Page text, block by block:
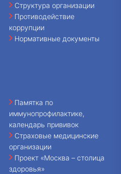
Структура организации
Противодействие
коррупции
Нормативные документы
Памятка по
иммунопрофилактике,
календарь прививок
Страховые медицинские
организации
Проект «Москва – столица
здоровья»